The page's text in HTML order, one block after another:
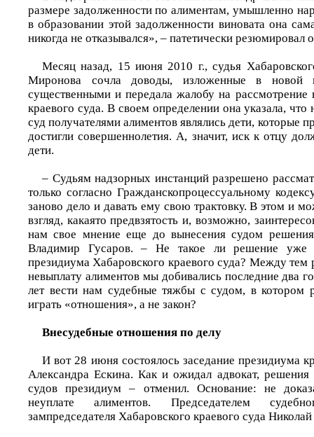
размере задолженности по алиментам, умышленно
в образовании этой задолженности виновата она
никогда не отказывался», – патетически резюмировал
Месяц назад, 15 июня 2010 г., судья
Миронова сочла доводы, изложенные в новой
существенными и передала жалобу на рассмотрение
краевого суда. В своем определении она указала,
суд получателями алиментов являлись дети, которые
достигли совершеннолетия. А, значит, иск к отцу
дети.
– Судьям надзорных инстанций разрешено
только согласно Гражданско­процессуальному
заново дело и давать ему свою трактовку. В этом и
взгляд, какаято предвзятость и, возможно,
нам свое мнение еще до вынесения судом
Владимир Гусаров. – Не такое ли решение уже
президиума Хабаровского краевого суда? Между тем
невыплату алиментов мы добивались последние два
лет вести нам судебные тяжбы с судом, в
играть «отношения», а не закон?
Внесудебные отношения по делу
И вот 28 июня состоялось заседание президиума
Александра Ескина. Как и ожидал адвокат,
судов президиум – отменил. Основание: не
неуплате алиментов. Председателем
зампредседателя Хабаровского краевого суда